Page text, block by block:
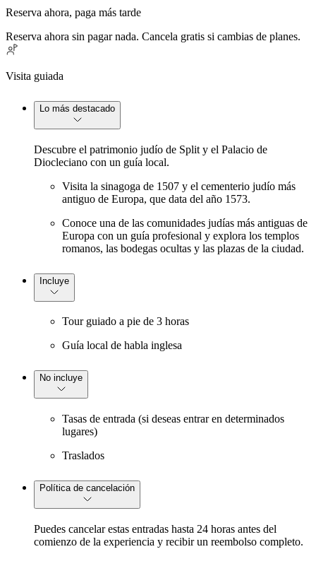
Reserva ahora, paga más tarde
Reserva ahora sin pagar nada. Cancela gratis si cambias de planes.
Visita guiada
Lo más destacado
Descubre el patrimonio judío de Split y el Palacio de
Diocleciano con un guía local.
Visita la sinagoga de 1507 y el cementerio judío más
antiguo de Europa, que data del año 1573.
Conoce una de las comunidades judías más antiguas de
Europa con un guía profesional y explora los templos
romanos, las bodegas ocultas y las plazas de la ciudad.
Incluye
Tour guiado a pie de 3 horas
Guía local de habla inglesa
No incluye
Tasas de entrada (si deseas entrar en determinados
lugares)
Traslados
Política de cancelación
Puedes cancelar estas entradas hasta 24 horas antes del
comienzo de la experiencia y recibir un reembolso completo.